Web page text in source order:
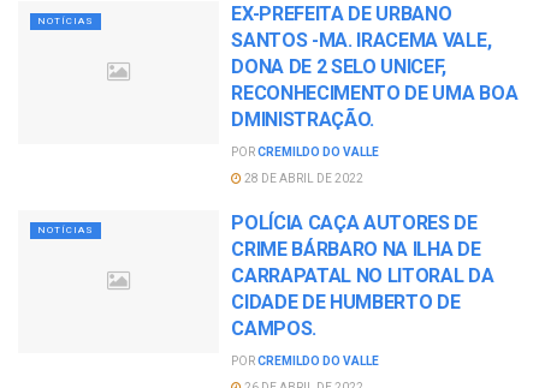
NOTÍCIAS
EX-PREFEITA DE URBANO
SANTOS -MA. IRACEMA VALE,
DONA DE 2 SELO UNICEF,
RECONHECIMENTO DE UMA BOA
DMINISTRAÇÃO.
PORCREMILDO DO VALLE
28 DE ABRIL DE 2022
NOTÍCIAS
POLÍCIA CAÇA AUTORES DE
CRIME BÁRBARO NA ILHA DE
CARRAPATAL NO LITORAL DA
CIDADE DE HUMBERTO DE
CAMPOS.
PORCREMILDO DO VALLE